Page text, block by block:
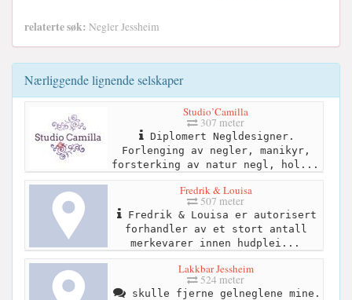
relaterte søk: Negler Jessheim
Nærliggende lignende selskaper
Studio’Camilla
307 meter
Diplomert Negldesigner.
Forlenging av negler, manikyr,
forsterking av natur negl, hol...
Fredrik & Louisa
507 meter
Fredrik & Louisa er autorisert
forhandler av et stort antall
merkevarer innen hudplei...
Lakkbar Jessheim
524 meter
skulle fjerne gelneglene mine.